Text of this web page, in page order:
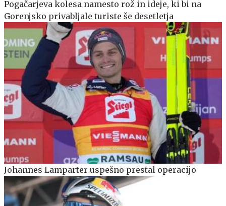
Pogačarjeva kolesa namesto rož in ideje, ki bi na
Gorenjsko privabljale turiste še desetletja
Johannes Lamparter uspešno prestal operacijo